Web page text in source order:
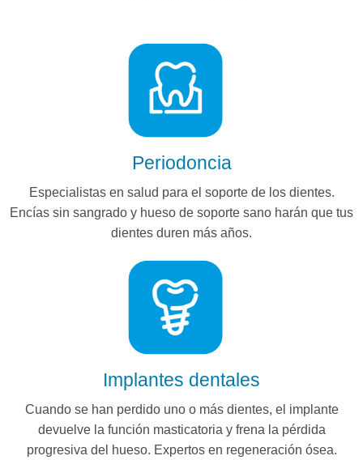
Periodoncia
Especialistas en salud para el soporte de los dientes.
Encías sin sangrado y hueso de soporte sano harán que tus
dientes duren más años.
Implantes dentales
Cuando se han perdido uno o más dientes, el implante
devuelve la función masticatoria y frena la pérdida
progresiva del hueso. Expertos en regeneración ósea.